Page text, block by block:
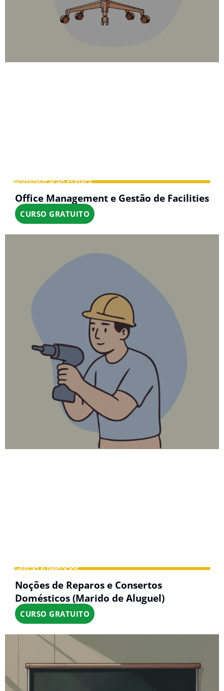
Administração Pública
Office Management e Gestão de Facilities
CURSO GRATUITO
Gestão e Negócios
Noções de Reparos e Consertos
Domésticos (Marido de Aluguel)
CURSO GRATUITO